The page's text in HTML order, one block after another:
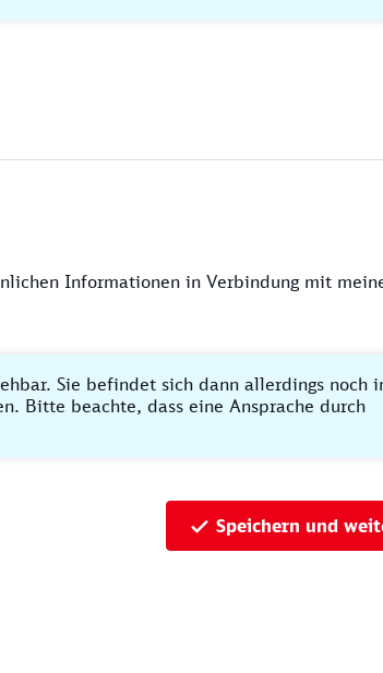
Informationen in Verbindung mit
Sie befindet sich dann allerdings noch
Bitte beachte, dass eine Ansprache durch
Speichern und